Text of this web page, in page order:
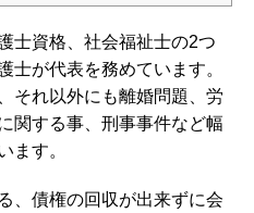
士資格、社会福祉士の2つ
士が代表を務めています。
それ以外にも離婚問題、労
関する事、刑事事件など幅
ます。
、債権の回収が出来ずに会